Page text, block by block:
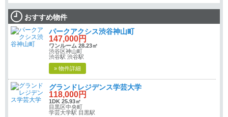
おすすめ物件
パークアクシス渋谷神山町
147,000円
ワンルーム 28.23㎡
渋谷区神山町
渋谷駅 渋谷駅
» 物件詳細
グランドレジデンス学芸大学
118,000円
1DK 25.93㎡
目黒区中央町
学芸大学駅 目黒駅